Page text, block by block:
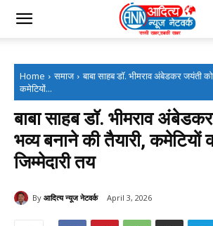
Home समाज
बाबा साहब डॉ. भीमराव अंबेडकर जयंती
कमेटियों...
बाबा साहब डॉ. भीमराव
भव्य बनाने की तैयारी, कमेटियों
जिम्मेदारी तय
By आदित्य न्यूज नेटवर्क April 3, 2026